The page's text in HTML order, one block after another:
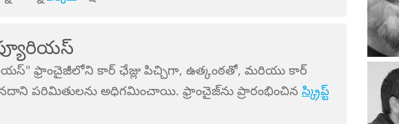
ఫ్రాంచైజీలోని కార్ ఛేజ్లు పిచ్చిగా, ఉత్కంఠతో, మరియు కార్
పరిమితులను అధిగమించాయి. ఫ్రాంచైజ్‌ను ప్రారంభించినస్క్రిప్ట్